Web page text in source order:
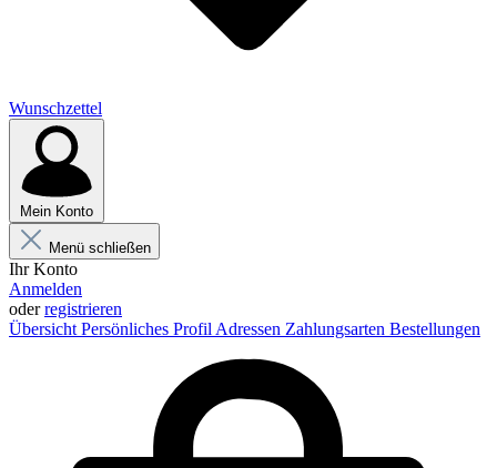
Wunschzettel
Mein Konto
Menü schließen
Ihr Konto
Anmelden
oderregistrieren
Übersicht Persönliches Profil Adressen Zahlungsarten Bestellungen